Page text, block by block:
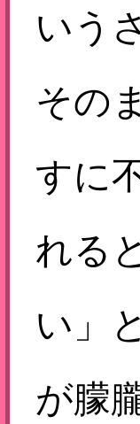
いう
その
すに
れる
い」
が朦